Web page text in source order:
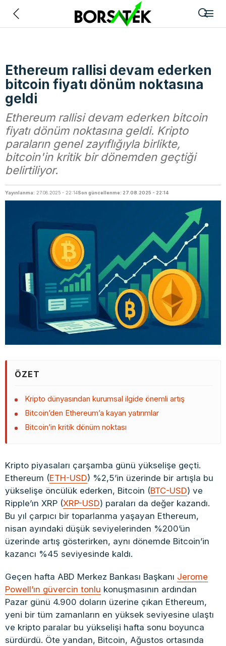
Ethereum rallisi devam ederken
bitcoin fiyatı dönüm noktasına
geldi
Ethereum rallisi devam ederken bitcoin
fiyatı dönüm noktasına geldi. Kripto
paraların genel zayıflığıyla birlikte,
bitcoin'in kritik bir dönemden geçtiği
belirtiliyor.
Yayınlanma: 27.08.2025 - 22:14Son güncellenme: 27.08.2025 - 22:14
ÖZET
Kripto dünyasından kurumsal ilgide önemli artış
Bitcoin’den Ethereum’a kayan yatırımlar
Bitcoin’in kritik dönüm noktası
Kripto piyasaları çarşamba günü yükselişe geçti.
Ethereum (ETH-USD) %2,5’in üzerinde bir artışla bu
yükselişe öncülük ederken, Bitcoin (BTC-USD) ve
Ripple’ın XRP (XRP-USD) paraları da değer kazandı.
Bu yıl çarpıcı bir toparlanma yaşayan Ethereum,
nisan ayındaki düşük seviyelerinden %200’ün
üzerinde artış gösterirken, aynı dönemde Bitcoin’in
kazancı %45 seviyesinde kaldı.
Geçen hafta ABD Merkez Bankası Başkanı Jerome
Powell’ın güvercin tonlu konuşmasının ardından
Pazar günü 4.900 doların üzerine çıkan Ethereum,
yeni bir tüm zamanların en yüksek seviyesine ulaştı
ve kripto paralar bu yükselişi hafta sonu boyunca
sürdürdü. Öte yandan, Bitcoin, Ağustos ortasında